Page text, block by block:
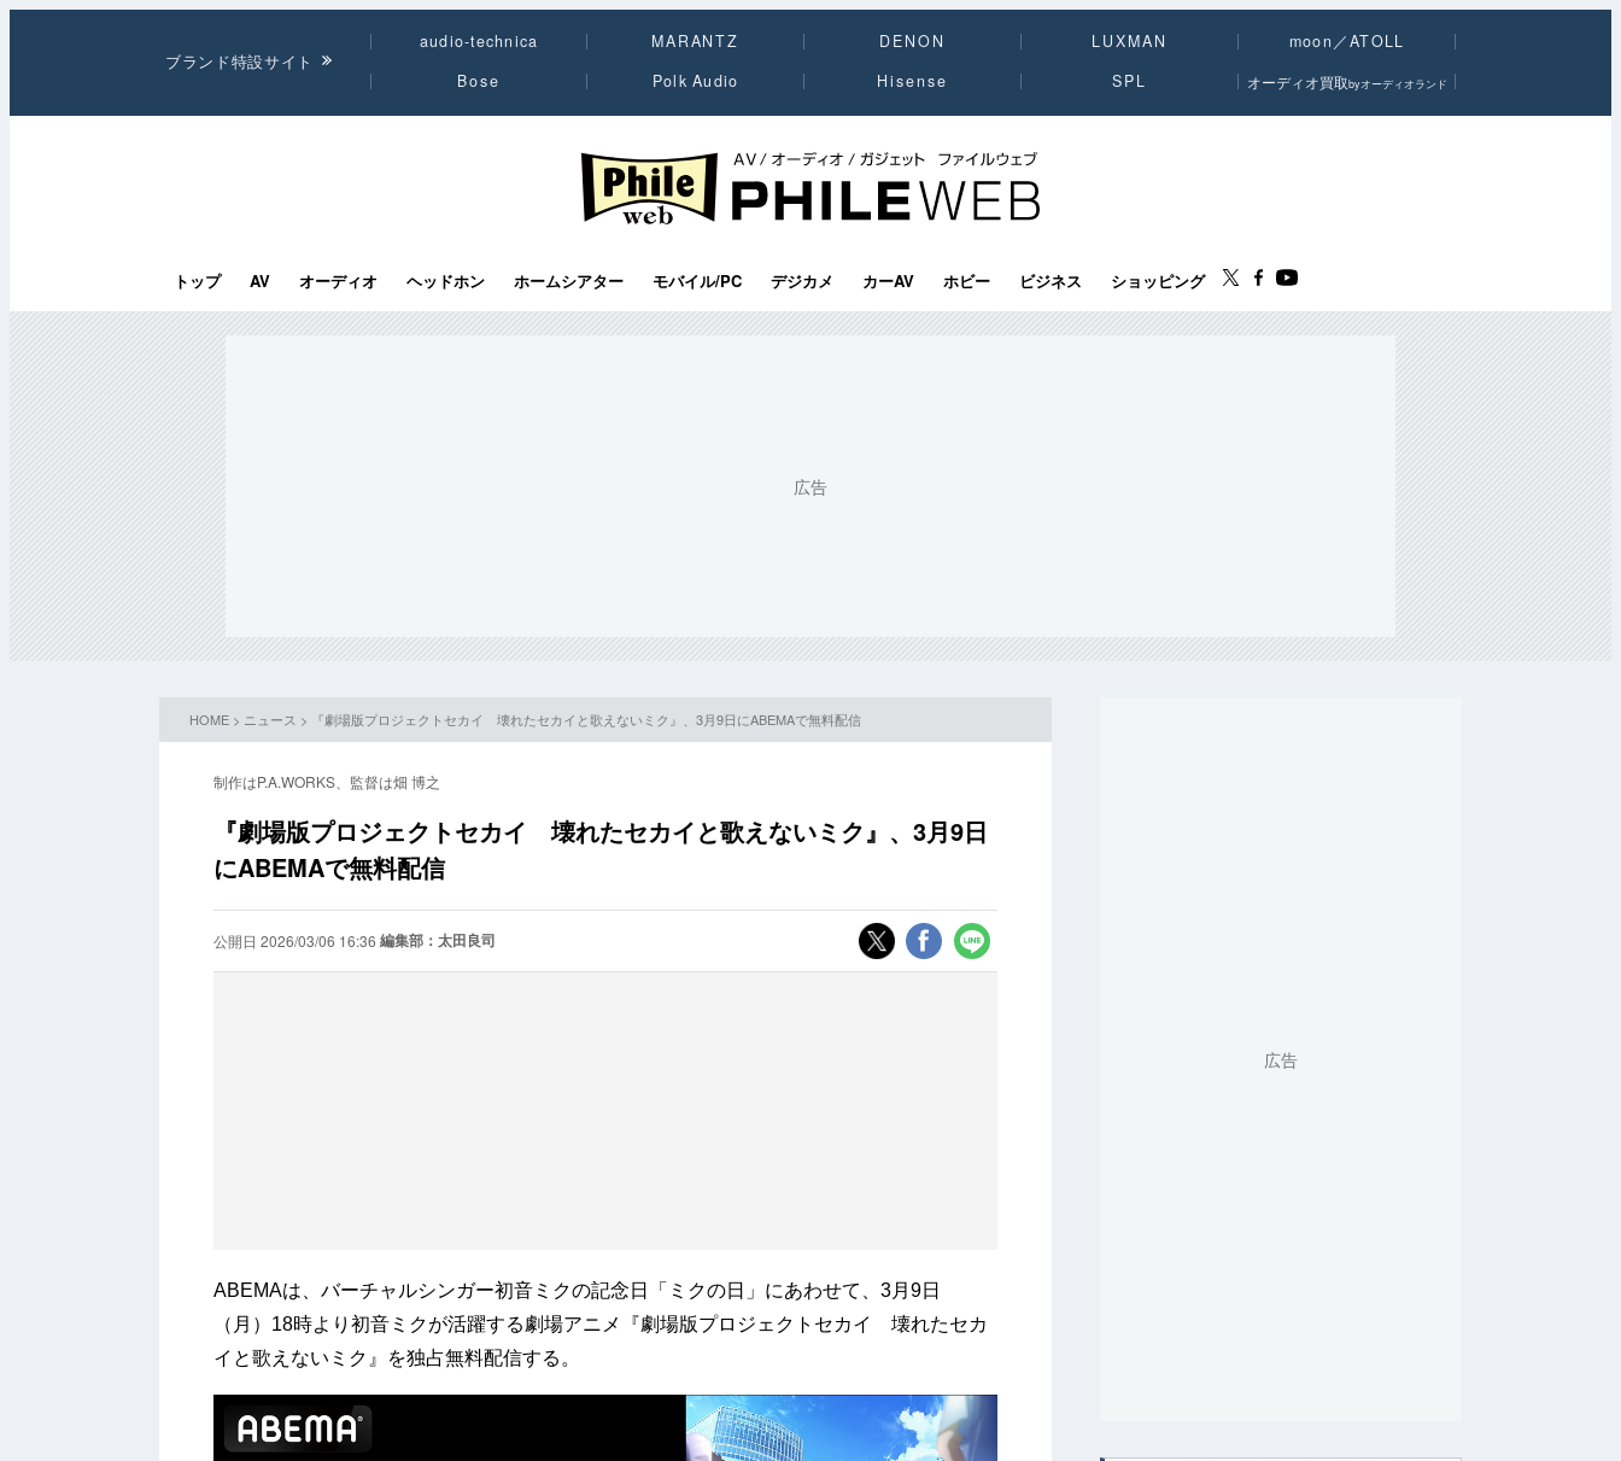
ブランド特設サイト
audio-technica MARANTZ DENON LUXMAN
moon／ATOLL
Bose
Polk Audio Hisense SPL オーディオ買取byオーディオランド
PHILE WEB｜AV/オーディオ/ガジェット
トップ AV オーディオ ヘッドホン ホームシアター モバイル/PC デジカメ カーAV ホビー ビジネス ショッピング
HOME > ニュース > 『劇場版プロジェクトセカイ 壊れたセカイと歌えないミク』、3月9日にABEMAで無料配信
制作はP.A.WORKS、監督は畑 博之
『劇場版プロジェクトセカイ 壊れたセカイと歌えないミク』、3月9日
にABEMAで無料配信
公開日 2026/03/06 16:36 編集部：太田良司
ABEMAは、バーチャルシンガー初音ミクの記念日「ミクの日」にあわせて、3月9日
（月）18時より初音ミクが活躍する劇場アニメ『劇場版プロジェクトセカイ 壊れたセカ
イと歌えないミク』を独占無料配信する。